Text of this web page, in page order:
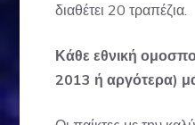
διαθέτει 20 τραπέζια.
Κάθε εθνική
2013 ή αργότερα)